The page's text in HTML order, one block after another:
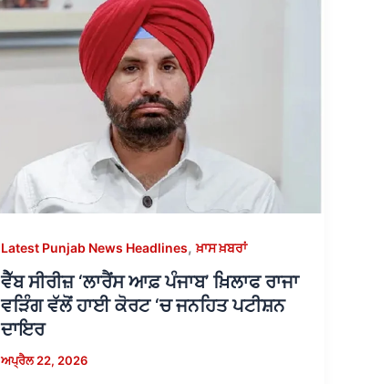
Latest Punjab News Headlines,ਖ਼ਾਸ ਖ਼ਬਰਾਂ
ਵੈੱਬ ਸੀਰੀਜ਼ ‘ਲਾਰੈਂਸ ਆਫ਼ ਪੰਜਾਬ’ ਖ਼ਿਲਾਫ ਰਾਜਾ
ਵੜਿੰਗ ਵੱਲੋਂ ਹਾਈ ਕੋਰਟ ‘ਚ ਜਨਹਿਤ ਪਟੀਸ਼ਨ
ਦਾਇਰ
ਅਪ੍ਰੈਲ 22, 2026